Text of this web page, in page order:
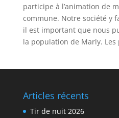
participe à l’animation de
commune. Notre société y
il est important que nous
la population de Marly.
Articles récents
Tir de nuit 2026